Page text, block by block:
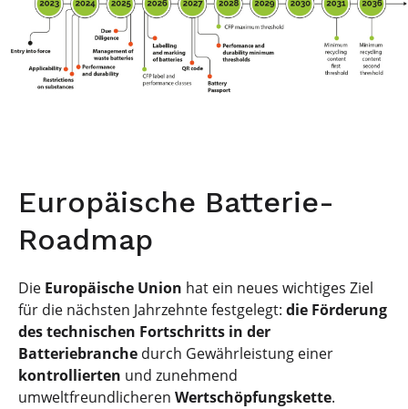
Europäische Batterie-
Roadmap
Die Europäische Union hat ein neues wichtiges Ziel
für die nächsten Jahrzehnte festgelegt: die Förderung
des technischen Fortschritts in der
Batteriebranche durch Gewährleistung einer
kontrollierten und zunehmend
umweltfreundlicheren Wertschöpfungskette.